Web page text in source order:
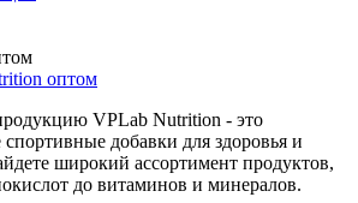
VPLab Nutrition - это
добавки для здоровья и
широкий ассортимент продуктов,
до витаминов и минералов.